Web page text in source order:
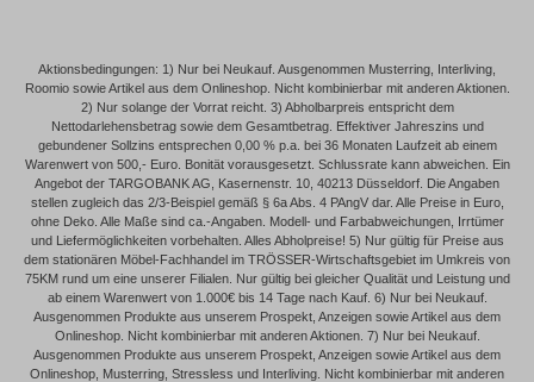
Aktionsbedingungen: 1) Nur bei Neukauf. Ausgenommen Musterring, Interliving,
Roomio sowie Artikel aus dem Onlineshop. Nicht kombinierbar mit anderen Aktionen.
2) Nur solange der Vorrat reicht. 3) Abholbarpreis entspricht dem
Nettodarlehensbetrag sowie dem Gesamtbetrag. Effektiver Jahreszins und
gebundener Sollzins entsprechen 0,00 % p.a. bei 36 Monaten Laufzeit ab einem
Warenwert von 500,- Euro. Bonität vorausgesetzt. Schlussrate kann abweichen. Ein
Angebot der TARGOBANK AG, Kasernenstr. 10, 40213 Düsseldorf. Die Angaben
stellen zugleich das 2/3-Beispiel gemäß § 6a Abs. 4 PAngV dar. Alle Preise in Euro,
ohne Deko. Alle Maße sind ca.-Angaben. Modell- und Farbabweichungen, Irrtümer
und Liefermöglichkeiten vorbehalten. Alles Abholpreise! 5) Nur gültig für Preise aus
dem stationären Möbel-Fachhandel im TRÖSSER-Wirtschaftsgebiet im Umkreis von
75KM rund um eine unserer Filialen. Nur gültig bei gleicher Qualität und Leistung und
ab einem Warenwert von 1.000€ bis 14 Tage nach Kauf. 6) Nur bei Neukauf.
Ausgenommen Produkte aus unserem Prospekt, Anzeigen sowie Artikel aus dem
Onlineshop. Nicht kombinierbar mit anderen Aktionen. 7) Nur bei Neukauf.
Ausgenommen Produkte aus unserem Prospekt, Anzeigen sowie Artikel aus dem
Onlineshop, Musterring, Stressless und Interliving. Nicht kombinierbar mit anderen